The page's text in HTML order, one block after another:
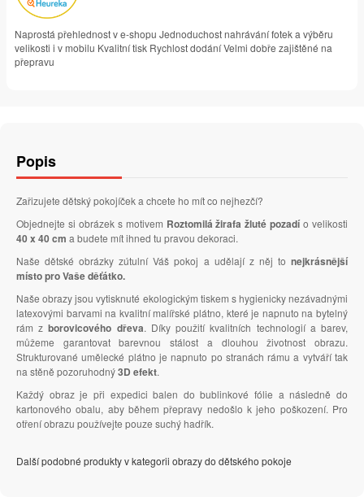
Naprostá přehlednost v e-shopu Jednoduchost nahrávání fotek a výběru
velikosti i v mobilu Kvalitní tisk Rychlost dodání Velmi dobře zajištěné na
přepravu
Popis
Zařizujete dětský pokojíček a chcete ho mít co nejhezčí?
Objednejte si obrázek s motivem Roztomilá žirafa žluté pozadío velikosti
40 x 40 cm a budete mít ihned tu pravou dekoraci.
Naše dětské obrázky zútulní Váš pokoj a udělají z něj to nejkrásnější
místo pro Vaše děťátko.
Naše obrazy jsou vytisknuté ekologickým tiskem s hygienicky nezávadnými
latexovými barvami na kvalitní malířské plátno, které je napnuto na bytelný
rám zborovicového dřeva. Díky použití kvalitních technologií a barev,
můžeme garantovat barevnou stálost a dlouhou životnost obrazu.
Strukturované umělecké plátno je napnuto po stranách rámu a vytváří tak
na stěně pozoruhodný3D efekt.
Každý obraz je při expedici balen do bublinkové fólie a následně do
kartonového obalu, aby během přepravy nedošlo k jeho poškození. Pro
otření obrazu používejte pouze suchý hadřík.
Další podobné produkty v kategorii obrazy do dětského pokoje